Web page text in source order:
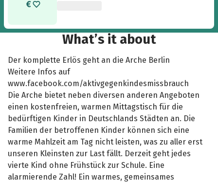
What’s it about
Der komplette Erlös geht an die Arche Berlin
Weitere Infos auf
www.facebook.com/aktivgegenkindesmissbrauch
Die Arche bietet neben diversen anderen Angeboten
einen kostenfreien, warmen Mittagstisch für die
bedürftigen Kinder in Deutschlands Städten an. Die
Familien der betroffenen Kinder können sich eine
warme Mahlzeit am Tag nicht leisten, was zu aller erst
unseren Kleinsten zur Last fällt. Derzeit geht jedes
vierte Kind ohne Frühstück zur Schule. Eine
alarmierende Zahl! Ein warmes, gemeinsames